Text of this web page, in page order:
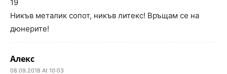
19
Никъв металик сопот, никъв литекс! Връщам се на
дюнерите!
Алекс
08.09.2018 At 10:03